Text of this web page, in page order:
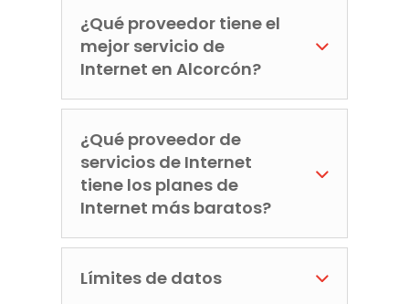
¿Qué proveedor tiene el
mejor servicio de
Internet en Alcorcón?
¿Qué proveedor de
servicios de Internet
tiene los planes de
Internet más baratos?
Límites de datos